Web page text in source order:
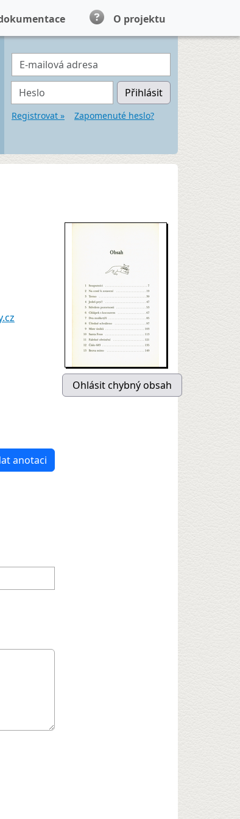
O projektu
E-mailová adresa
Heslo Přihlásit
Registrovat » Zapomenuté heslo?
anotaci